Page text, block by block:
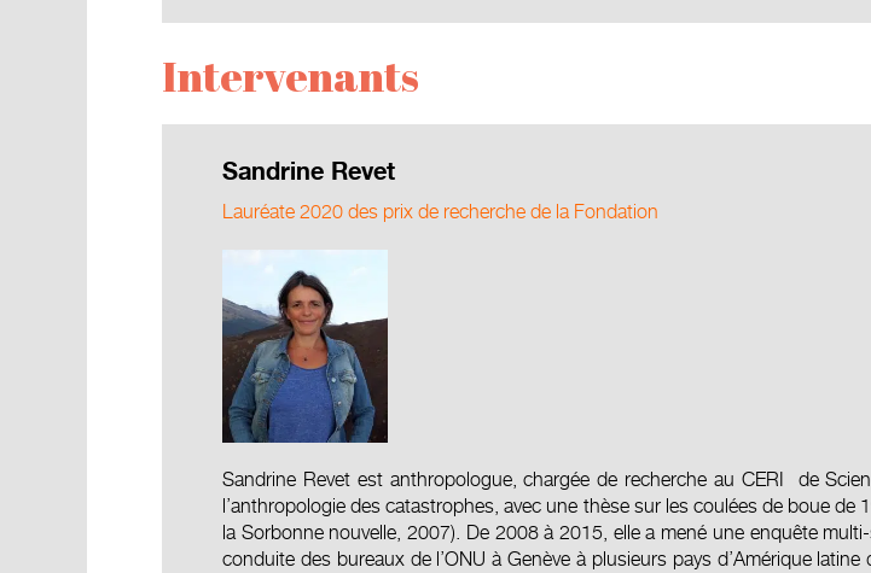
Intervenants
Sandrine Revet
Lauréate 2020 des prix de recherche de la Fondation
Sandrine Revet est anthropologue, chargée de recherche au CERI de
l’anthropologie des catastrophes, avec une thèse sur les coulées de boue
la Sorbonne nouvelle, 2007). De 2008 à 2015, elle a mené une enquête
conduite des bureaux de l’ONU à Genève à plusieurs pays d’Amérique